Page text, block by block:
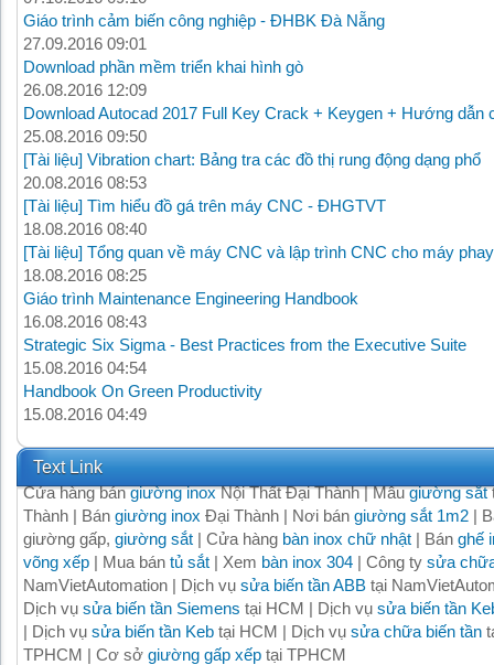
Giáo trình cảm biến công nghiệp - ĐHBK Đà Nẵng
27.09.2016 09:01
Download phần mềm triển khai hình gò
26.08.2016 12:09
Download Autocad 2017 Full Key Crack + Keygen + Hướng dẫn
25.08.2016 09:50
[Tài liệu] Vibration chart: Bảng tra các đồ thị rung động dạng phổ
20.08.2016 08:53
[Tài liệu] Tìm hiểu đồ gá trên máy CNC - ĐHGTVT
18.08.2016 08:40
[Tài liệu] Tổng quan về máy CNC và lập trình CNC cho máy
18.08.2016 08:25
Giáo trình Maintenance Engineering Handbook
16.08.2016 08:43
Strategic Six Sigma - Best Practices from the Executive Suite
15.08.2016 04:54
Handbook On Green Productivity
15.08.2016 04:49
Text Link
Cửa hàng bángiường inoxNội Thất Đại Thành | Mẫugiường sắt
Thành | Bán giường inox Đại Thành | Nơi bán giường sắt 1m2 |
giường gấp, giường sắt | Cửa hàng bàn inox chữ nhật | Bán ghế
võng xếp | Mua bán tủ sắt | Xem bàn inox 304 | Công ty sửa
NamVietAutomation | Dịch vụ sửa biến tần ABB tại
Dịch vụ sửa biến tần Siemens tại HCM | Dịch vụ sửa biến tần
| Dịch vụ sửa biến tần Keb tại HCM | Dịch vụ sửa chữa biến tần
TPHCM | Cơ sở giường gấp xếp tại TPHCM